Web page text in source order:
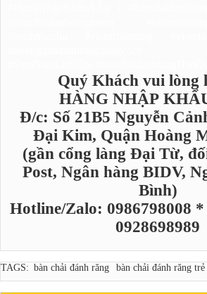
Quý Khách vui lòng
HÀNG NHẬP
Đ/c: Số 21B5 Nguyễn
Đại Kim, Quận Hoàng
(gần cổng làng Đại Từ,
Post, Ngân hàng BIDV,
Bình)
Hotline/Zalo: 0986798008
0928698989
TAGS: bàn chải đánh răng bàn chải đánh răng trẻ